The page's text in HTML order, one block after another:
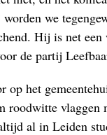
we
Hij is net een
de partij
op het
roodwitte vlaggen
al in Leiden